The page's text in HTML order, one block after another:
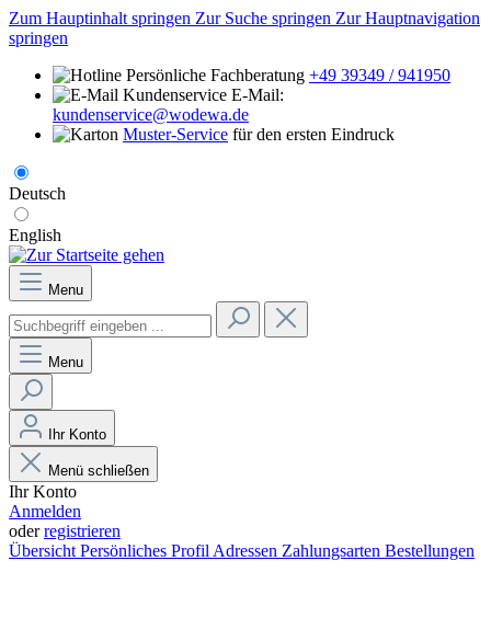
Zum Hauptinhalt springen Zur Suche springen Zur Hauptnavigation
springen
Persönliche Fachberatung +49 39349 / 941950
E-Mail:
kundenservice@wodewa.de
Muster-Service für den ersten Eindruck
Deutsch
English
Menu
Menu
Ihr Konto
Menü schließen
Ihr Konto
Anmelden
oderregistrieren
Übersicht Persönliches Profil Adressen Zahlungsarten Bestellungen